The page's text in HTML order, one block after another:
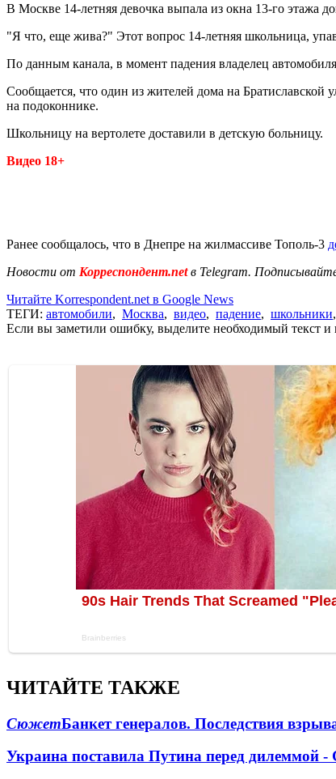
В Москве 14-летняя девочка выпала из окна 13-го этажа
"Я что, еще жива?" Этот вопрос 14-летняя школьница,
По данным канала, в момент падения владелец
Сообщается, что один из жителей дома на
на подоконнике.
Школьницу на вертолете доставили в детскую больницу.
Видео 18+
Ранее сообщалось, что в Днепре на жилмассиве Тополь-3
Новости от Корреспондент.netв Telegram.
Читайте Korrespondent.net в Google News
ТЕГИ: автомобили, Москва, видео, падение, школьники,
Если вы заметили ошибку, выделите необходимый текст
ЧИТАЙТЕ ТАКЖЕ
СюжетБанкет генералов. Последствия
Украина поставила Путина перед дилеммой